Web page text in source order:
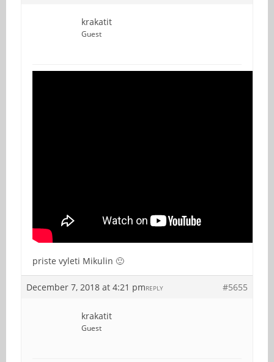
krakatit
Guest
priste vyleti Mikulin 🙂
December 7, 2018 at 4:21 pm #5655
REPLY
krakatit
Guest